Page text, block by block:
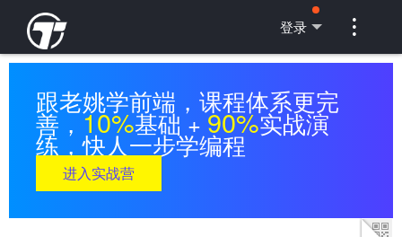
登录 
跟老姚学前端，课程体系更完
善，10%基础 +90%实战演
练，快人一步学编程
进入实战营